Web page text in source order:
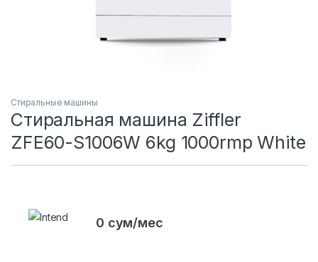
Стиральные машины
Стиральная машина Ziffler
ZFE60-S1006W 6kg 1000rmp White
0 сум/мес